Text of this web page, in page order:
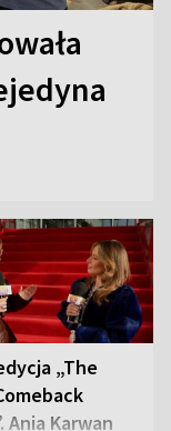
„The
Ania Karwan